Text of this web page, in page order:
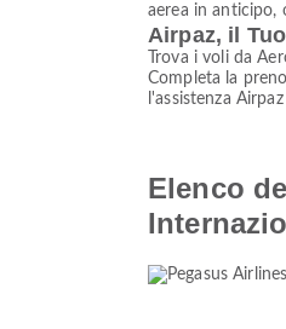
aerea in anticipo,
Airpaz, il
Trova i voli da
Completa la
l'assistenza
Elenco